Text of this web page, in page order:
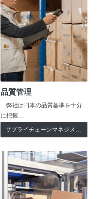
品質管理
弊社は日本の品質基準を十分
に把握…
サプライチェーンマネジメント